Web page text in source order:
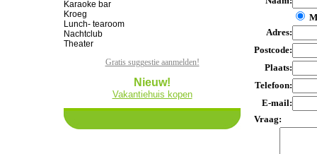
Karaoke bar
Kroeg
Lunch- tearoom
Nachtclub
Theater
Gratis suggestie aanmelden!
Nieuw!
Vakantiehuis kopen
Adres:
Postcode:
Plaats:
Telefoon:
E-mail:
Vraag: